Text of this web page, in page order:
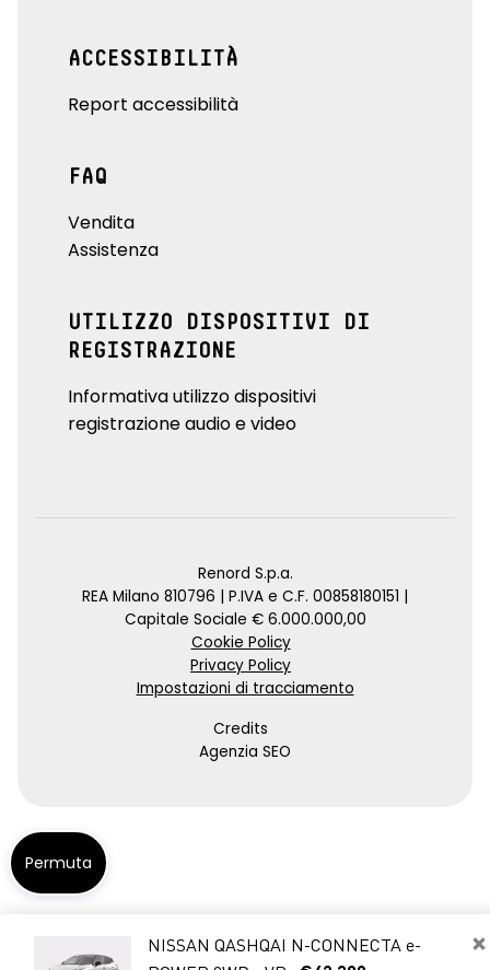
×
NISSAN QASHQAI N-CONNECTA e-
ACCESSIBILITÀ
Report accessibilità
FAQ
Vendita
Assistenza
UTILIZZO DISPOSITIVI DI
REGISTRAZIONE
Informativa utilizzo dispositivi
registrazione audio e video
Renord S.p.a.
REA Milano 810796 | P.IVA e C.F. 00858180151 |
Capitale Sociale € 6.000.000,00
Cookie Policy
Privacy Policy
Impostazioni di tracciamento
Credits
Agenzia SEO
Permuta